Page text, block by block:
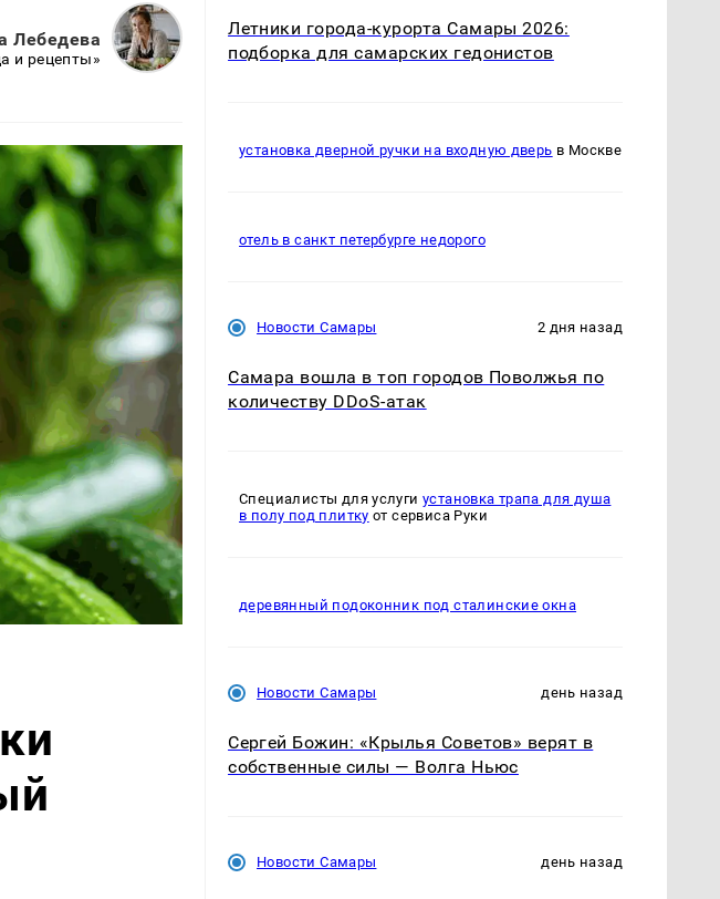
Лебедева
и рецепты»
Летники города-курорта Самары 2026:
подборка для самарских гедонистов
установка дверной ручки на входную дверь в Москве
отель в санкт петербурге недорого
Новости Самары 2 дня назад
Самара вошла в топ городов Поволжья по
количеству DDoS-атак
Специалисты для услугиустановка трапа для душа
в полу под плитку от сервиса Руки
деревянный подоконник под сталинские окна
Новости Самары день назад
Сергей Божин: «Крылья Советов» верят в
собственные силы — Волга Ньюс
Новости Самары день назад